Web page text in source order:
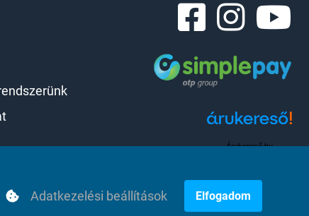
Árukereső.hu
Adatkezelési beállítások Elfogadom